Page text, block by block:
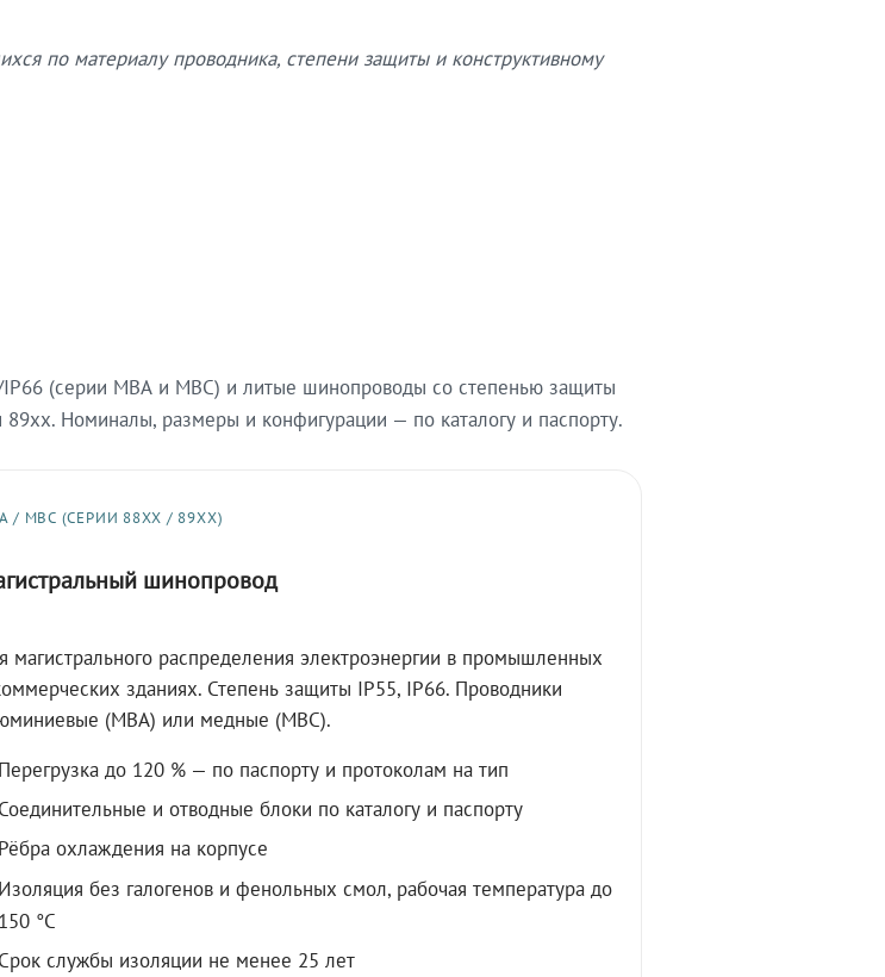
по материалу проводника, степени защиты и конструктивному
(серии МВА и МВС) и литые шинопроводы со степенью защиты
Номиналы, размеры и конфигурации — по каталогу и паспорту.
/ МВС (СЕРИИ 88XX / 89XX)
шинопровод
магистрального распределения электроэнергии в промышленных
зданиях. Степень защиты IP55, IP66. Проводники
(МВА) или медные (МВС).
Перегрузка до 120 % — по паспорту и протоколам на тип
Соединительные и отводные блоки по каталогу и паспорту
Рёбра охлаждения на корпусе
Изоляция без галогенов и фенольных смол, рабочая температура до
150 °C
Срок службы изоляции не менее 25 лет